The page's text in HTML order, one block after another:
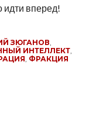
вперед!
ЗЮГАНОВ
ИНТЕЛЛЕКТ,
ФРАКЦИЯ